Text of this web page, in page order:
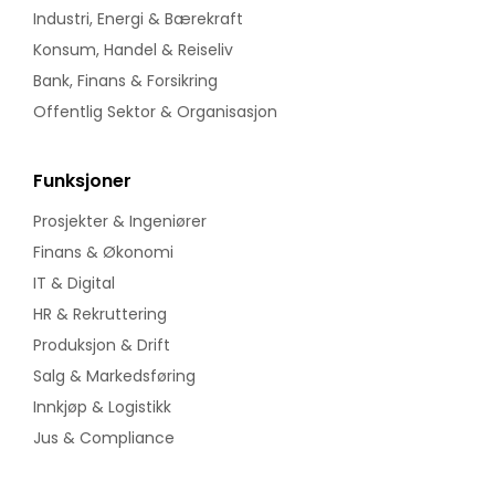
Industri, Energi & Bærekraft
Konsum, Handel & Reiseliv
Bank, Finans & Forsikring
Offentlig Sektor & Organisasjon
Funksjoner
Prosjekter & Ingeniører
Finans & Økonomi
IT & Digital
HR & Rekruttering
Produksjon & Drift
Salg & Markedsføring
Innkjøp & Logistikk
Jus & Compliance